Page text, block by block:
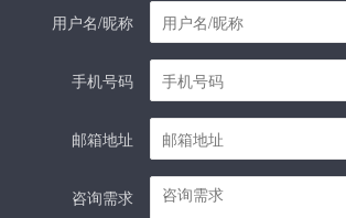
用户名/昵称
手机号码
邮箱地址
咨询需求